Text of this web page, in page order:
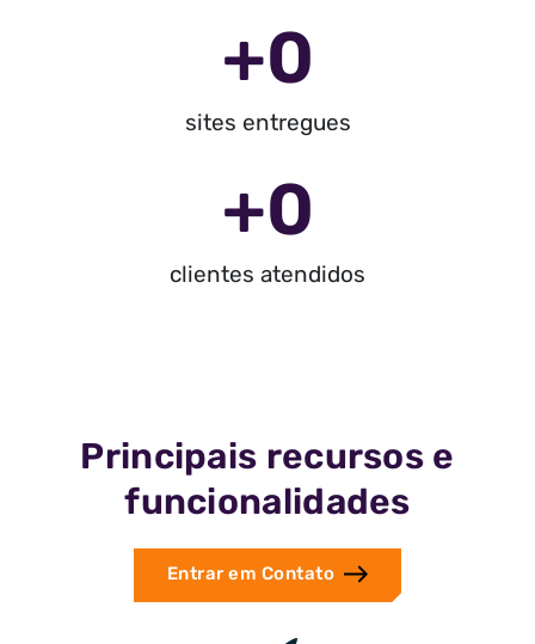
sites entregues
+0
clientes atendidos
+0
Principais recursos e
funcionalidades
Entrar em Contato